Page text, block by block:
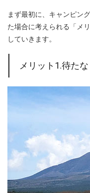
まず最初に、キャンピン
た場合に考えられる「メ
していきます。
メリット1.待た